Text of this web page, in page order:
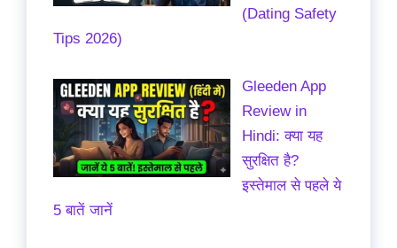
(Dating Safety
Tips 2026)
Gleeden App
Review in
Hindi: क्या यह
सुरक्षित है?
इस्तेमाल से पहले ये
5 बातें जानें